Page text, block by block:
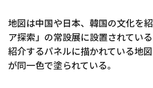
地図は中国や日本、韓国の文化を
ア探索」の常設展に設置されてい
紹介するパネルに描かれている地
が同一色で塗られている。